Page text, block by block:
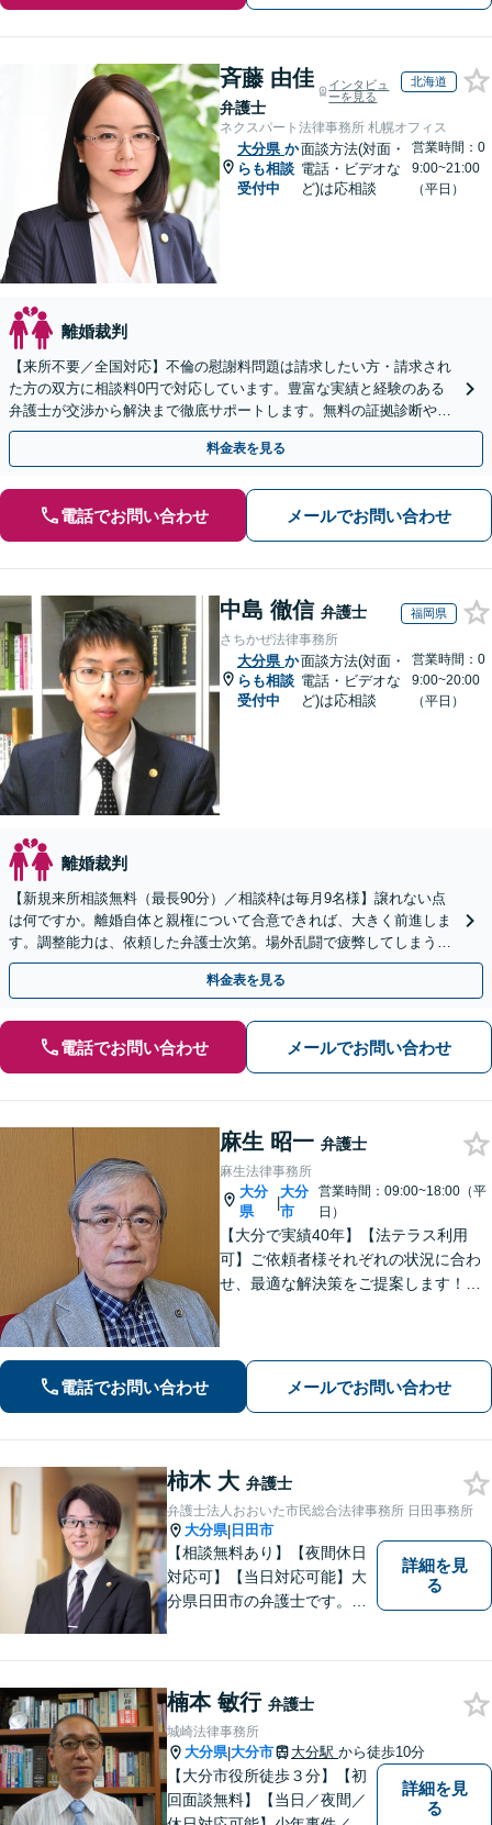
斉藤 由佳
弁護士
インタビュ
ーを見る
北海道
ネクスパート法律事務所 札幌オフィス
大分県 か
らも相談
受付中
面談方法(対面・
電話・ビデオな
ど)は応相談
営業時間：0
9:00~21:00
（平日）
離婚裁判
【来所不要／全国対応】不倫の慰謝料問題は請求したい方・請求され
た方の双方に相談料0円で対応しています。豊富な実績と経験のある
弁護士が交渉から解決まで徹底サポートします。無料の証拠診断や着
手金の返還保証もありますので安心してご相談ください。
料金表を見る
電話でお問い合わせ メールでお問い合わせ
中島 徹信 弁護士 福岡県
さちかぜ法律事務所
大分県 か
らも相談
受付中
面談方法(対面・
電話・ビデオな
ど)は応相談
営業時間：0
9:00~20:00
（平日）
離婚裁判
【新規来所相談無料（最長90分）／相談枠は毎月9名様】譲れない点
は何ですか。離婚自体と親権について合意できれば、大きく前進しま
す。調整能力は、依頼した弁護士次第。場外乱闘で疲弊してしまう前
に、私に任せてみませんか。
料金表を見る
電話でお問い合わせ メールでお問い合わせ
麻生 昭一 弁護士
麻生法律事務所
大分
県
|
大分
市
営業時間：09:00~18:00（平
日）
【大分で実績40年】【法テラス利用
可】ご依頼者様それぞれの状況に合わ
せ、最適な解決策をご提案します！緊
す。どうぞお気軽にお話しください。
【休日面談可】
電話でお問い合わせ メールでお問い合わせ
柿木 大 弁護士
弁護士法人おおいた市民総合法律事務所 日田事務所
大分県| 日田市
【相談無料あり】【夜間休日
対応可】【当日対応可能】大
分県日田市の弁護士です。離
詳細を見
る
楠本 敏行 弁護士
城崎法律事務所
大分県|大分市 大分駅 から徒歩10分
【大分市役所徒歩３分】【初
回面談無料】【当日／夜間／
詳細を見
る